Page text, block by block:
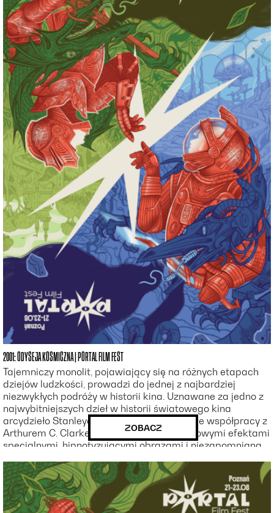
2001: ODYSEJA KOSMICZNA | PORTAL FILM FEST
Tajemniczy monolit, pojawiający się na różnych etapach
dziejów ludzkości, prowadzi do jednej z najbardziej
niezwykłych podróży w historii kina. Uznawane za jedno z
najwybitniejszych dzieł w historii światowego kina
arcydzieło Stanleya Kubricka, stworzone we współpracy z
Arthurem C. Clarke’em, zachwyca przełomowymi efektami
specjalnymi, hipnotyzującymi obrazami i niezapomnianą
który od ponad pół wieku inspiruje kolejne pokolenia
twórców i widzów, stawiając fundamentalne pytania o
ewolucję człowieka, naturę inteligencji, sens istnienia i
miejsce ludzkości we Wszechświecie.
ZOBACZ